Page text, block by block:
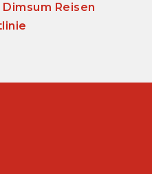
Reisen